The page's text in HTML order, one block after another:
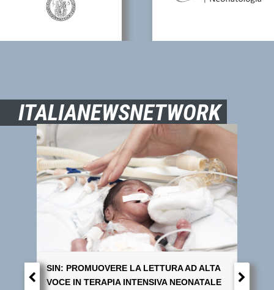
ITALIANEWSNETWORK
SIN: PROMUOVERE LA LETTURA AD ALTA
VOCE IN TERAPIA INTENSIVA NEONATALE